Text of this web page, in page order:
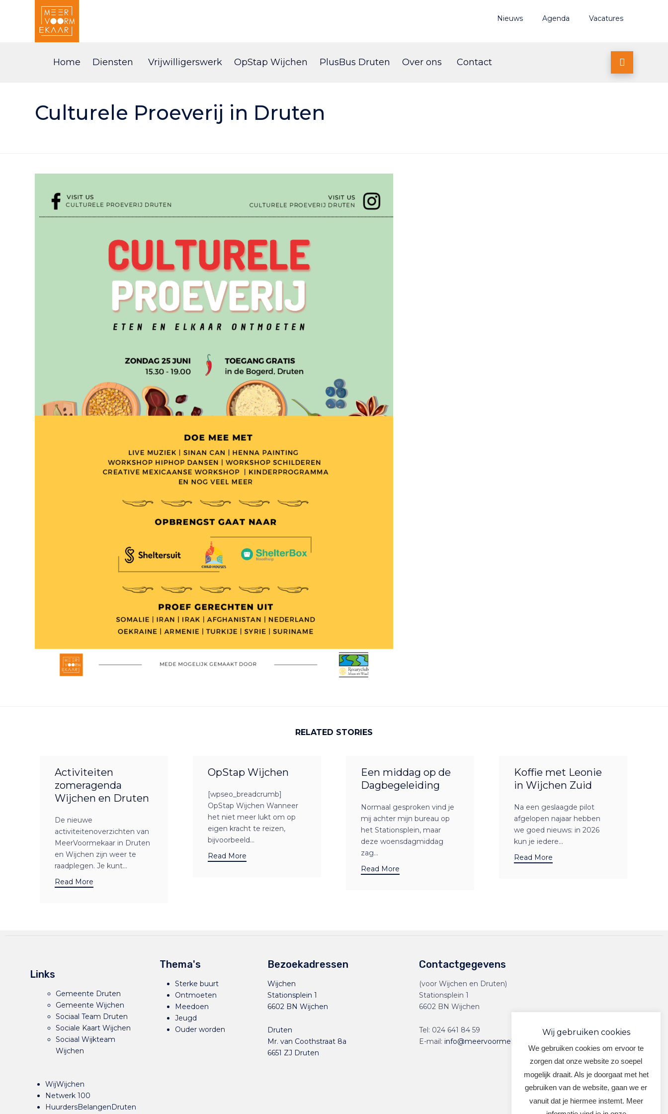
Nieuws Agenda Vacatures
to
Home Diensten Vrijwilligerswerk OpStap Wijchen PlusBus Druten Over ons Contact 
Culturele Proeverij in Druten
RELATED STORIES
Activiteiten
zomeragenda
Wijchen en Druten
De nieuwe
activiteitenoverzichten van
MeerVoormekaar in Druten
en Wijchen zijn weer te
raadplegen. Je kunt...
Read More
OpStap Wijchen
[wpseo_breadcrumb]
OpStap Wijchen Wanneer
het niet meer lukt om op
eigen kracht te reizen,
bijvoorbeeld...
Read More
Een middag op de
Dagbegeleiding
Normaal gesproken vind je
mij achter mijn bureau op
het Stationsplein, maar
deze woensdagmiddag
zag...
Read More
Koffie met Leonie
in Wijchen Zuid
Na een geslaagde pilot
afgelopen najaar hebben
we goed nieuws: in 2026
kun je iedere...
Read More
Links
Gemeente Druten
Gemeente Wijchen
Sociaal Team Druten
Sociale Kaart Wijchen
Sociaal Wijkteam
Wijchen
WijWijchen
Netwerk 100
HuurdersBelangenDruten
Thema's
Sterke buurt
Ontmoeten
Meedoen
Jeugd
Ouder worden
Bezoekadressen
Wijchen
Stationsplein 1
6602 BN Wijchen
Druten
Mr. van Coothstraat 8a
6651 ZJ Druten
Contactgegevens
(voor Wijchen en Druten)
Stationsplein 1
6602 BN Wijchen
Tel: 024 641 84 59
E-mail: info@meervoormekaar.nl
Wij gebruiken cookies
We gebruiken cookies om ervoor te
zorgen dat onze website zo soepel
mogelijk draait. Als je doorgaat met het
gebruiken van de website, gaan we er
vanuit dat je hiermee instemt. Meer